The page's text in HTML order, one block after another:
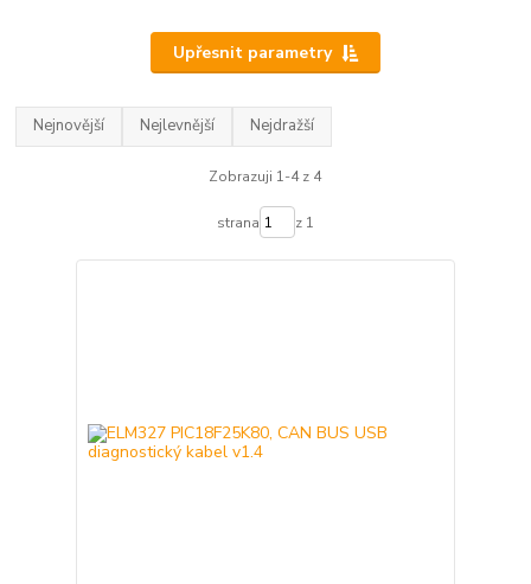
Upřesnit parametry
Nejnovější Nejlevnější Nejdražší
Zobrazuji 1-4 z 4
strana z 1